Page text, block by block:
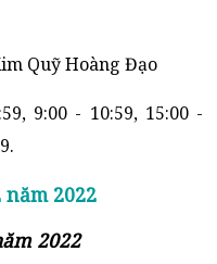
Quỹ Hoàng Đạo
9:00 - 10:59, 15:00 -
2022
2022